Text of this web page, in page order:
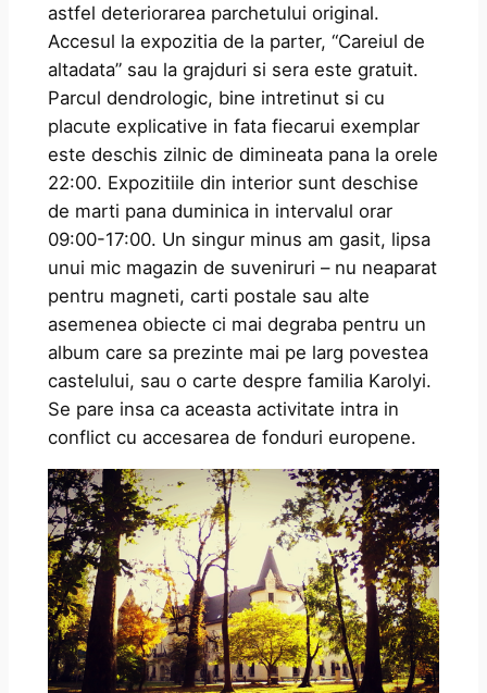
astfel deteriorarea parchetului original.
Accesul la expozitia de la parter, “Careiul de
altadata” sau la grajduri si sera este gratuit.
Parcul dendrologic, bine intretinut si cu
placute explicative in fata fiecarui exemplar
este deschis zilnic de dimineata pana la orele
22:00. Expozitiile din interior sunt deschise
de marti pana duminica in intervalul orar
09:00-17:00. Un singur minus am gasit, lipsa
unui mic magazin de suveniruri – nu neaparat
pentru magneti, carti postale sau alte
asemenea obiecte ci mai degraba pentru un
album care sa prezinte mai pe larg povestea
castelului, sau o carte despre familia Karolyi.
Se pare insa ca aceasta activitate intra in
conflict cu accesarea de fonduri europene.